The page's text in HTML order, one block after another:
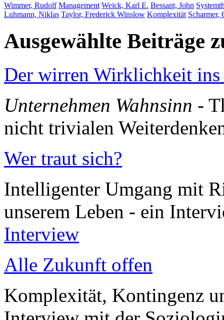
Wimmer, Rudolf Management Weick, Karl E. Bessant, John
Luhmann, Niklas Taylor, Frederick Winslow Komplexität Scharmer,
Ausgewählte Beiträge
Der wirren Wirklichkeit ins
Unternehmen Wahnsinn -
nicht trivialen
Wer traut sich?
Intelligenter Umgang mit
unserem Leben - ein
Interview
Alle Zukunft offen
Komplexität, Kontingenz